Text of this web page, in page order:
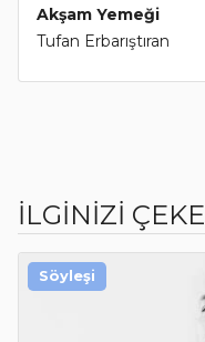
Akşam Yemeği
Tufan Erbarıştıran
İLGİNİZİ
Söyleşi